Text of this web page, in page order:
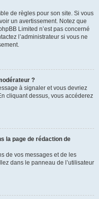
de règles pour son site. Si vous
un avertissement. Notez que
Limited n’est pas concerné
l’administrateur si vous ne
?
à signaler et vous devriez
cliquant dessus, vous accéderez
la page de rédaction de
de vos messages et de les
dans le panneau de l’utilisateur